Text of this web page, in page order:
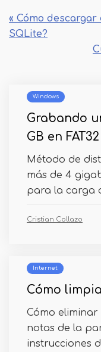
« Cómo
SQLite?
Windows
Grabando
GB en FAT32
Método de
más de 4
para la carga
Cristian Collazo
Internet
Cómo
Cómo
notas de la
instrucciones